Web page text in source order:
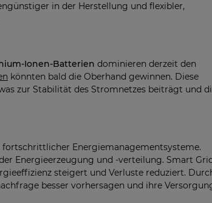
in der Herstellung und flexibler,
Ionen-Batterien dominieren derzeit den
könnten bald die Oberhand gewinnen. Diese
zur Stabilität des Stromnetzes beiträgt und
Energiemanagementsysteme.
Energieerzeugung und -verteilung. Smart
steigert und Verluste reduziert.
besser vorhersagen und ihre